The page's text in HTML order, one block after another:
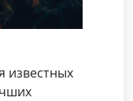
известных